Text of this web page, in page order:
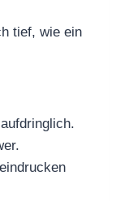
tief, wie ein